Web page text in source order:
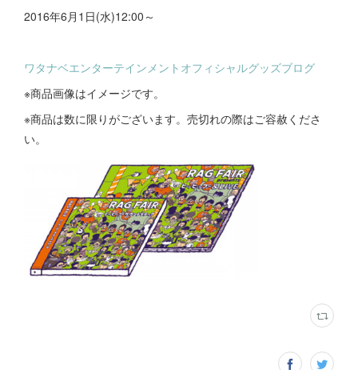
2016年6月1日(水)12:00～
ワタナベエンターテインメントオフィシャルグッズブログ
※商品画像はイメージです。
※商品は数に限りがございます。売切れの際はご容赦くださ
い。